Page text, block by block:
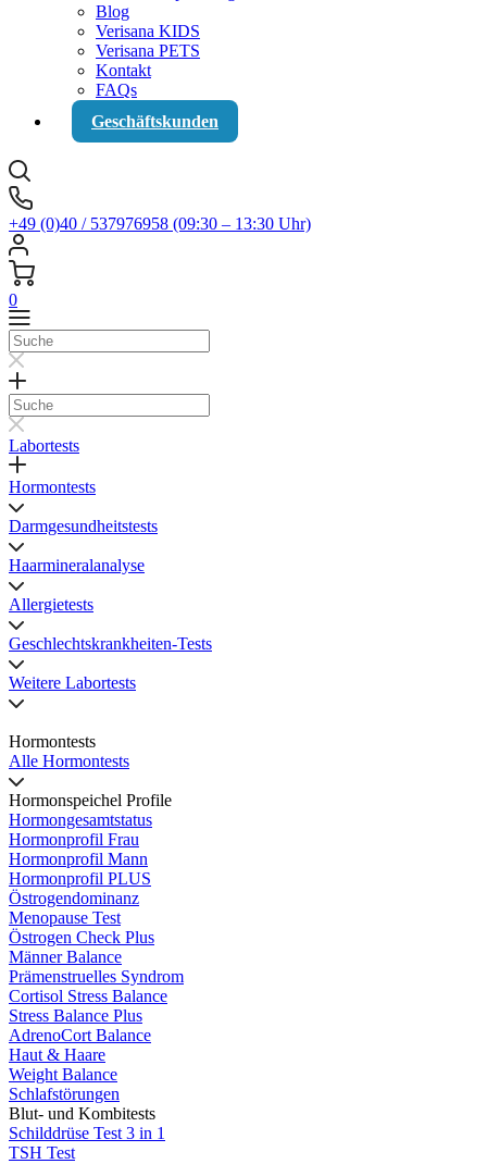
Blog
Verisana KIDS
Verisana PETS
Kontakt
FAQs
Geschäftskunden
+49 (0)40 / 537976958 (09:30 – 13:30 Uhr)
0
Suche
Suche
Labortests
Hormontests
Darmgesundheitstests
Haarmineralanalyse
Allergietests
Geschlechtskrankheiten-Tests
Weitere Labortests
Hormontests
Alle Hormontests
Hormonspeichel Profile
Hormongesamtstatus
Hormonprofil Frau
Hormonprofil Mann
Hormonprofil PLUS
Östrogendominanz
Menopause Test
Östrogen Check Plus
Männer Balance
Prämenstruelles Syndrom
Cortisol Stress Balance
Stress Balance Plus
AdrenoCort Balance
Haut & Haare
Weight Balance
Schlafstörungen
Blut- und Kombitests
Schilddrüse Test 3 in 1
TSH Test